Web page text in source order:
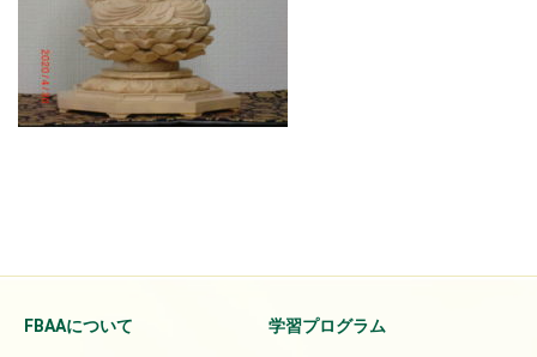
FBAAについて 学習プログラム